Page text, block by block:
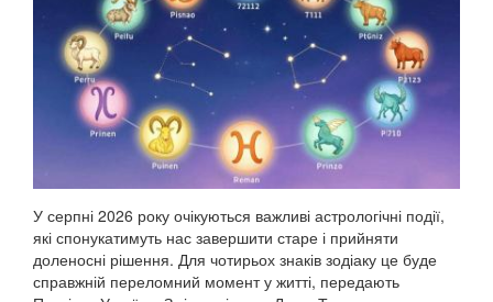
У серпні 2026 року очікуються важливі астрологічні події,
які спонукатимуть нас завершити старе і прийняти
доленосні рішення. Для чотирьох знаків зодіаку це буде
справжній переломний момент у житті, передають